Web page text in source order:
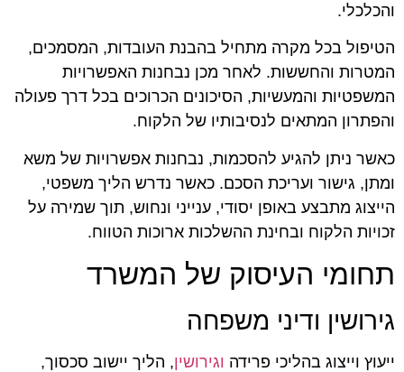
והכלכלי.
הטיפול בכל מקרה מתחיל בהבנת העובדות, המסמכים,
המטרות והחששות. לאחר מכן נבחנות האפשרויות
המשפטיות והמעשיות, הסיכונים הכרוכים בכל דרך פעולה
והפתרון המתאים לנסיבותיו של הלקוח.
כאשר ניתן להגיע להסכמות, נבחנות אפשרויות של משא
ומתן, גישור ועריכת הסכם. כאשר נדרש הליך משפטי,
הייצוג מתבצע באופן יסודי, ענייני ונחוש, תוך שמירה על
זכויות הלקוח ובחינת ההשלכות ארוכות הטווח.
תחומי העיסוק של המשרד
גירושין ודיני משפחה
ייעוץ וייצוג בהליכי פרידה וגירושין, הליך יישוב סכסוך,